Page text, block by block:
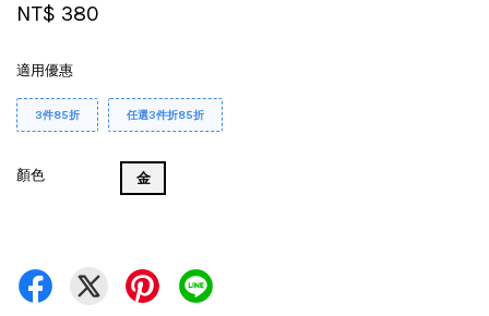
NT$ 380
適用優惠
3件85折 任選3件折85折
顏色 金